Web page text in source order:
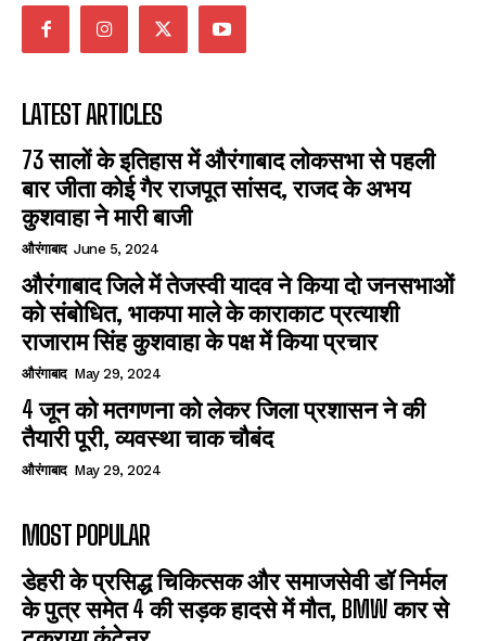
LATEST ARTICLES
73 सालों के इतिहास में औरंगाबाद लोकसभा से पहली
बार जीता कोई गैर राजपूत सांसद, राजद के अभय
कुशवाहा ने मारी बाजी
औरंगाबाद June 5, 2024
औरंगाबाद जिले में तेजस्वी यादव ने किया दो जनसभाओं
को संबोधित, भाकपा माले के काराकाट प्रत्याशी
राजाराम सिंह कुशवाहा के पक्ष में किया प्रचार
औरंगाबाद May 29, 2024
4 जून को मतगणना को लेकर जिला प्रशासन ने की
तैयारी पूरी, व्यवस्था चाक चौबंद
औरंगाबाद May 29, 2024
MOST POPULAR
डेहरी के प्रसिद्ध चिकित्सक और समाजसेवी डॉ निर्मल
के पुत्र समेत 4 की सड़क हादसे में मौत, BMW कार से